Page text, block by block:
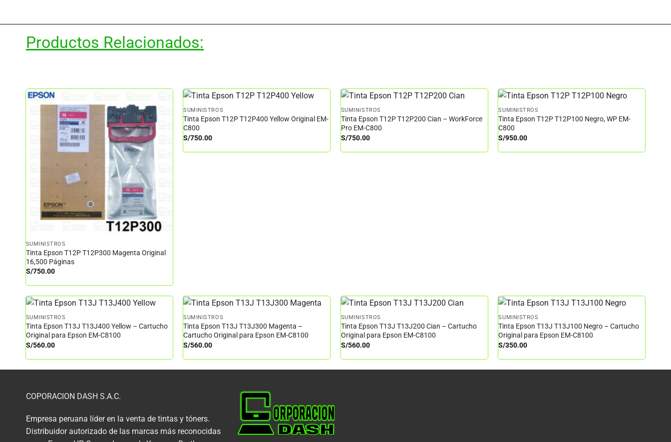
Productos Relacionados:
SUMINISTROS
Tinta Epson T12P T12P300 Magenta Original
16,500 Páginas
S/750.00
SUMINISTROS
Tinta Epson T12P T12P400 Yellow Original EM-
C800
S/750.00
SUMINISTROS
Tinta Epson T12P T12P200 Cian – WorkForce
Pro EM-C800
S/750.00
SUMINISTROS
Tinta Epson T12P T12P100 Negro, WP EM-
C800
S/950.00
SUMINISTROS
Tinta Epson T13J T13J400 Yellow – Cartucho
Original para Epson EM-C8100
S/560.00
SUMINISTROS
Tinta Epson T13J T13J300 Magenta –
Cartucho Original para Epson EM-C8100
S/560.00
SUMINISTROS
Tinta Epson T13J T13J200 Cian – Cartucho
Original para Epson EM-C8100
S/560.00
SUMINISTROS
Tinta Epson T13J T13J100 Negro – Cartucho
Original para Epson EM-C8100
S/350.00
COPORACION DASH S.A.C.
Empresa peruana líder en la venta de tintas y tóners.
Distribuidor autorizado de las marcas más reconocidas